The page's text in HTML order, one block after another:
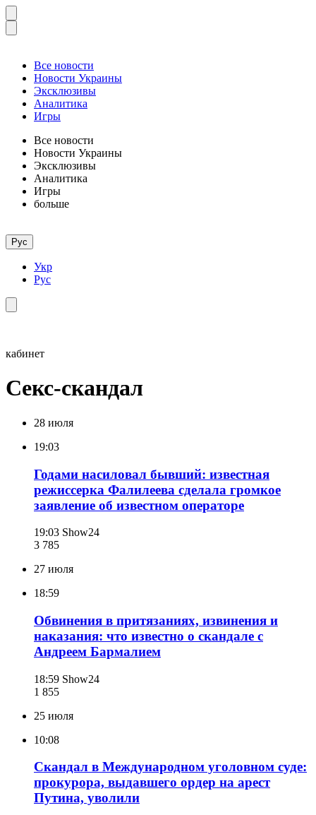
Все новости
Новости Украины
Эксклюзивы
Аналитика
Игры
Все новости
Новости Украины
Эксклюзивы
Аналитика
Игры
больше
Рус
Укр
Рус
кабинет
Секс-скандал
28 июля
19:03
Годами насиловал бывший: известная
режиссерка Фалилеева сделала громкое
заявление об известном операторе
19:03 Show24
3 785
27 июля
18:59
Обвинения в притязаниях, извинения и
наказания: что известно о скандале с
Андреем Бармалием
18:59 Show24
1 855
25 июля
10:08
Скандал в Международном уголовном суде:
прокурора, выдавшего ордер на арест
Путина, уволили